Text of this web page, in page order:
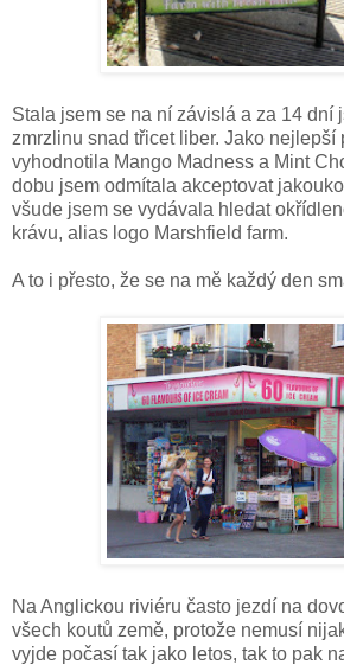
Stala jsem se na ní závislá a za 14 dní
zmrzlinu snad třicet liber. Jako nejlepší
vyhodnotila Mango Madness a Mint
dobu jsem odmítala akceptovat
všude jsem se vydávala hledat
krávu, alias logo Marshfield farm.
A to i přesto, že se na mě každý den
Na Anglickou riviéru často jezdí na
všech koutů země, protože nemusí
vyjde počasí tak jako letos, tak to pak